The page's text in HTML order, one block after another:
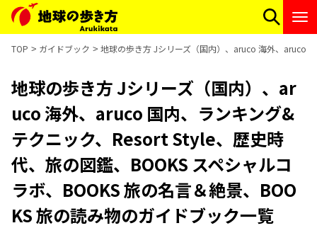
TOP ガイドブック 地球の歩き方 Jシリーズ（国内）、aruco 海外、aruco
地球の歩き方 Jシリーズ（国内）、ar
uco 海外、aruco 国内、ランキング&
テクニック、Resort Style、歴史時
代、旅の図鑑、BOOKS スペシャルコ
ラボ、BOOKS 旅の名言＆絶景、BOO
KS 旅の読み物のガイドブック一覧